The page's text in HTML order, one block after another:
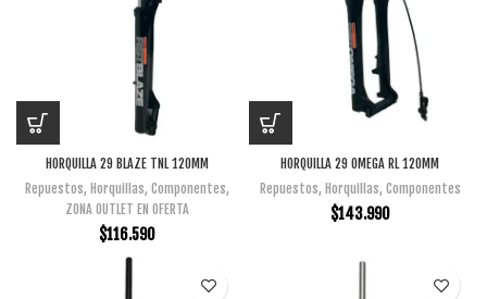
HORQUILLA 29 BLAZE TNL 120MM
Repuestos, Horquillas, Componentes,
ZONA OUTLET EN OFERTA
$116.590
HORQUILLA 29 OMEGA RL 120MM
Repuestos, Horquillas, Componentes
$143.990